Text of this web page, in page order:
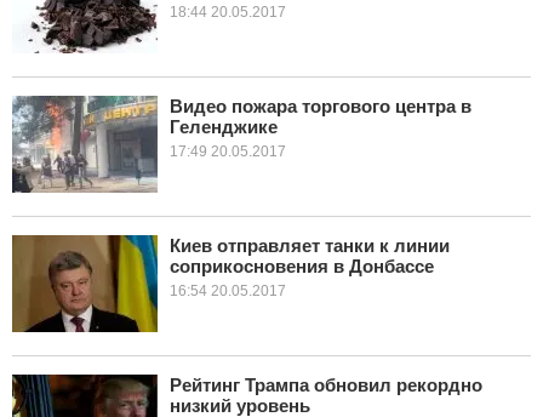
18:44 20.05.2017
Видео пожара торгового центра в
Геленджике
17:49 20.05.2017
Киев отправляет танки к линии
соприкосновения в Донбассе
16:54 20.05.2017
Рейтинг Трампа обновил рекордно
низкий уровень